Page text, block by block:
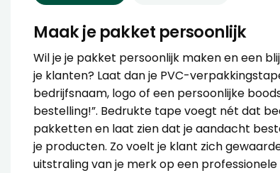
Maak je pakket persoonlijk
Wil je je pakket persoonlijk maken en een
je klanten? Laat dan je PVC-
bedrijfsnaam, logo of een persoonlijke
bestelling!”. Bedrukte tape voegt nét dat
pakketten en laat zien dat je aandacht
je producten. Zo voelt je klant zich
uitstraling van je merk op een professionele